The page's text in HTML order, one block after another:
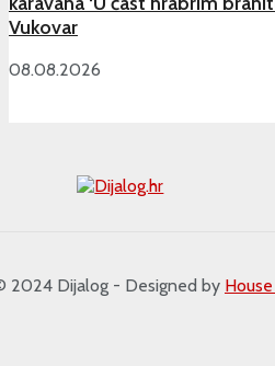
Vukovar
08.08.2026
Dijalog - Designed by